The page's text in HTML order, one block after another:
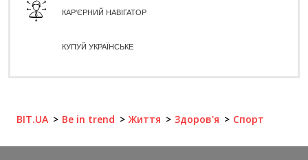
КАР'ЄРНИЙ НАВІГАТОР
КУПУЙ УКРАЇНСЬКЕ
BIT.UA Be in trend Життя Здоров'я Спорт